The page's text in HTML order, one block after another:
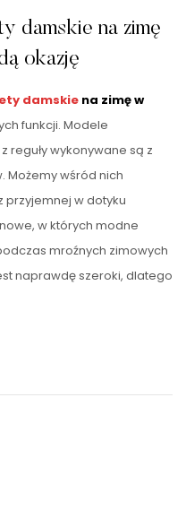
damskie na zimę
okazję
damskie na zimę w
funkcji. Modele
reguły wykonywane są z
Możemy wśród nich
przyjemnej w dotyku
w których modne
mroźnych zimowych
naprawdę szeroki, dlatego